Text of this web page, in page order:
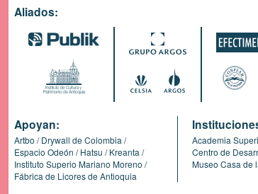
Aliados:
Apoyan:
Artbo
Drywall de Colombia
Espacio Odeón
Hatsu
Kreanta
Instituto Superio Mariano Moreno
Fábrica de Licores de Antioquia
Academia
Centro de
Museo Casa de